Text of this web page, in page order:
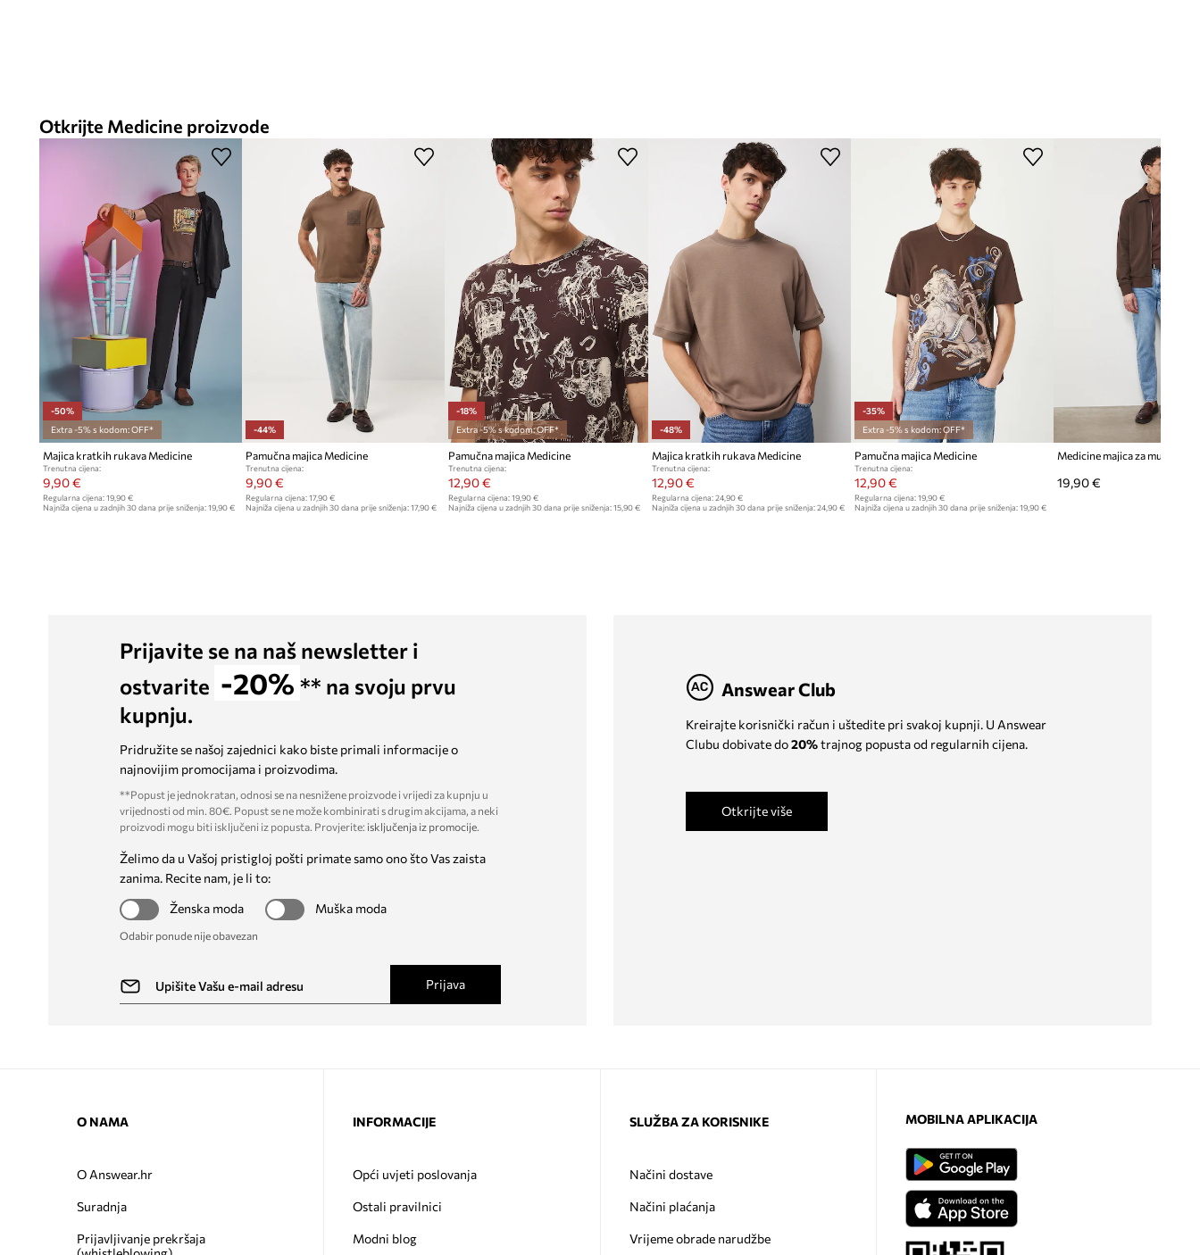
Otkrijte Medicine proizvode
-50%
Extra -5% s kodom: OFF*
Majica kratkih rukava Medicine
Trenutna cijena:
9,90 €
Regularna cijena: 19,90 €
Najniža cijena u zadnjih 30 dana prije sniženja: 19,90 €
-44%
Pamučna majica Medicine
Trenutna cijena:
9,90 €
Regularna cijena:17,90 €
Najniža cijena u zadnjih 30 dana prije sniženja:17,90 €
-18%
Extra -5% s kodom: OFF*
Pamučna majica Medicine
Trenutna cijena:
12,90 €
Regularna cijena: 19,90 €
Najniža cijena u zadnjih 30 dana prije sniženja: 15,90 €
-48%
Majica kratkih rukava Medicine
Trenutna cijena:
12,90 €
Regularna cijena: 24,90 €
Najniža cijena u zadnjih 30 dana prije sniženja: 24,90 €
-35%
Extra -5% s kodom: OFF*
Pamučna majica Medicine
Trenutna cijena:
12,90 €
Regularna cijena:19,90 €
Najniža cijena u zadnjih 30 dana prije sniženja:19,90 €
19,90 €
Prijavite se na naš newsletter i
ostvarite -20% ** na svoju prvu
kupnju.
Pridružite se našoj zajednici kako biste primali informacije o
najnovijim promocijama i proizvodima.
**Popust je jednokratan, odnosi se na nesnižene proizvode i vrijedi za kupnju u
vrijednosti od min. 80€. Popust se ne može kombinirati s drugim akcijama, a neki
proizvodi mogu biti isključeni iz popusta. Provjerite: isključenja iz promocije.
Želimo da u Vašoj pristigloj pošti primate samo ono što Vas zaista
zanima. Recite nam, je li to:
Ženska moda
Muška moda
Odabir ponude nije obavezan
Prijava
Answear Club
Kreirajte korisnički račun i uštedite pri svakoj kupnji. U Answear
Clubu dobivate do20%trajnog popusta od regularnih cijena.
Otkrijte više
O NAMA
O Answear.hr
Suradnja
Prijavljivanje prekršaja
INFORMACIJE
Opći uvjeti poslovanja
Ostali pravilnici
Modni blog
SLUŽBA ZA KORISNIKE
Načini dostave
Načini plaćanja
Vrijeme obrade narudžbe
MOBILNA APLIKACIJA